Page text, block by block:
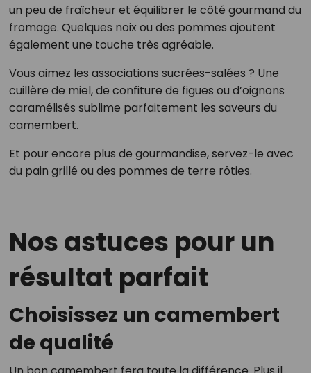
un peu de fraîcheur et équilibrer le côté gourmand du
fromage. Quelques noix ou des pommes ajoutent
également une touche très agréable.
Vous aimez les associations sucrées-salées ? Une
cuillère de miel, de confiture de figues ou d’oignons
caramélisés sublime parfaitement les saveurs du
camembert.
Et pour encore plus de gourmandise, servez-le avec
du pain grillé ou des pommes de terre rôties.
Nos astuces pour un
résultat parfait
Choisissez un camembert
de qualité